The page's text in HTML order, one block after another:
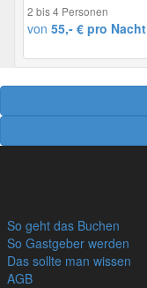
2 bis 4 Personen
von 55,- € pro Nacht
So geht das Buchen
So Gastgeber werden
Das sollte man wissen
AGB